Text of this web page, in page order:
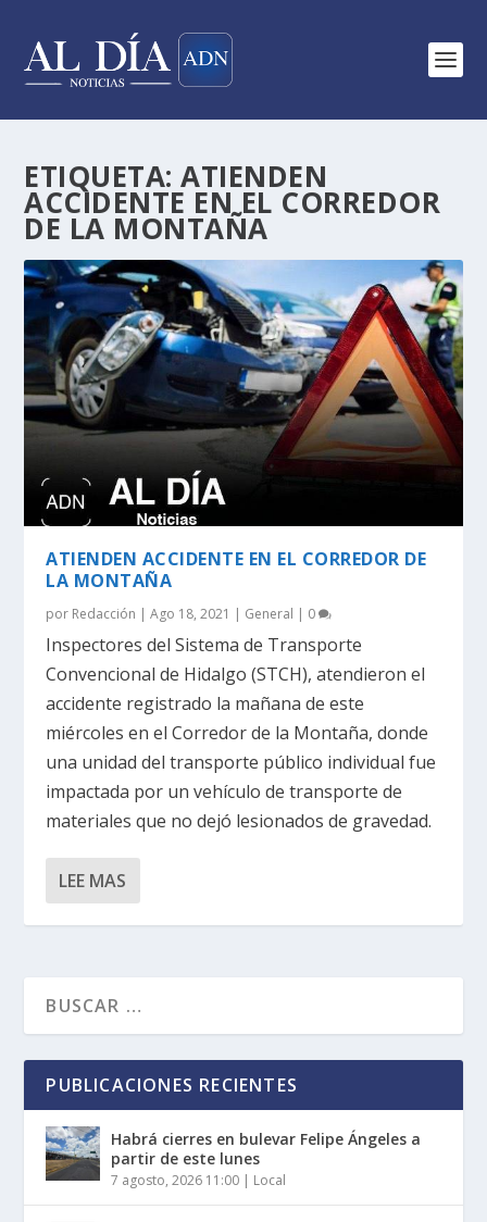
ETIQUETA:ATIENDEN
ACCIDENTE EN EL CORREDOR
DE LA MONTAÑA
ATIENDEN ACCIDENTE EN EL CORREDOR DE
LA MONTAÑA
por Redacción |Ago 18, 2021 | General | 0
Inspectores del Sistema de Transporte
Convencional de Hidalgo (STCH), atendieron el
accidente registrado la mañana de este
miércoles en el Corredor de la Montaña, donde
una unidad del transporte público individual fue
impactada por un vehículo de transporte de
materiales que no dejó lesionados de gravedad.
LEE MAS
PUBLICACIONES RECIENTES
Habrá cierres en bulevar Felipe Ángeles a
partir de este lunes
7 agosto, 2026 11:00 | Local